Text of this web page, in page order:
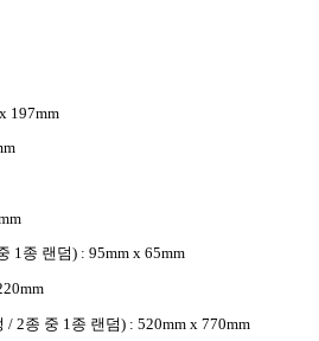
197mm
1종 랜덤) : 95mm x 65mm
/ 2종 중 1 종 랜덤) : 520mm x 770mm